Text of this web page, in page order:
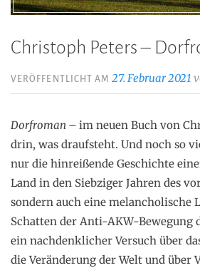
Christoph Peters –
VERÖFFENTLICHT AM27. Februar 2021
Dorfroman – im neuen Buch von
drin, was draufsteht. Und noch so
nur die hinreißende Geschichte
Land in den Siebziger Jahren des
sondern auch eine melancholische
Schatten der Anti-AKW-Bewegung
ein nachdenklicher Versuch über
die Veränderung der Welt und über